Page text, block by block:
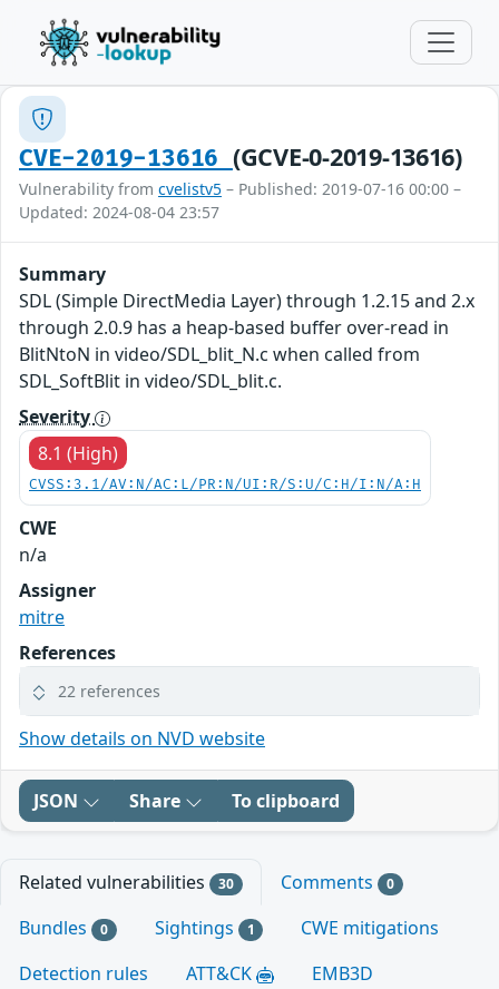
CVE-2019-13616 (GCVE-0-2019-13616)
Vulnerability from cvelistv5 – Published: 2019-07-16 00:00 –
Updated: 2024-08-04 23:57
Summary
SDL (Simple DirectMedia Layer) through 1.2.15 and 2.x
through 2.0.9 has a heap-based buffer over-read in
BlitNtoN in video/SDL_blit_N.c when called from
SDL_SoftBlit in video/SDL_blit.c.
Severity
8.1 (High)
CVSS:3.1/AV:N/AC:L/PR:N/UI:R/S:U/C:H/I:N/A:H
CWE
n/a
Assigner
mitre
References
22 references
Show details on NVD website
JSON Share To clipboard
Related vulnerabilities 30 Comments 0
Bundles 0 Sightings 1
CWE mitigations
Detection rules
ATT&CK EMB3D